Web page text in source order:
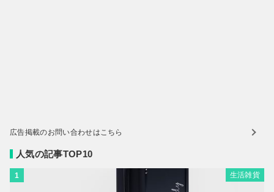
広告掲載のお問い合わせはこちら
人気の記事TOP10
1 生活雑貨